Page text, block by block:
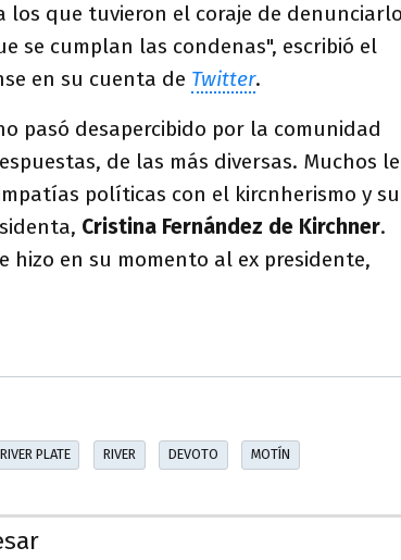
los que tuvieron el coraje de
se cumplan las condenas", escribió el
en su cuenta de Twitter.
pasó desapercibido por la comunidad
de las más diversas. Muchos le
políticas con el kircnherismo y su
Cristina Fernández de Kirchner.
hizo en su momento al ex presidente,
RIVER PLATE RIVER DEVOTO MOTÍN